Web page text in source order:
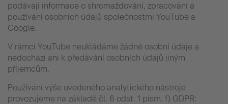
podávají informace o shromažďování, zpracování a
používání osobních údajů společnostmi YouTube a
Google.
V rámci YouTube neukládáme žádné osobní údaje a
nedochází ani k předávání osobních údajů jiným
příjemcům.
Používání výše uvedeného analytického nástroje
provozujeme na základě čl. 6 odst. 1 písm. f) GDPR: